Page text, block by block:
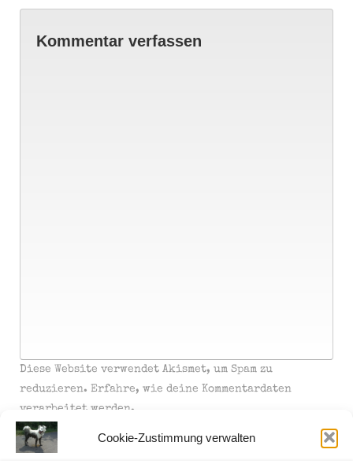
Cookie-Zustimmung verwalten
Kommentar verfassen
Diese Website verwendet Akismet, um Spam zu
reduzieren. Erfahre, wie deine Kommentardaten
verarbeitet werden.